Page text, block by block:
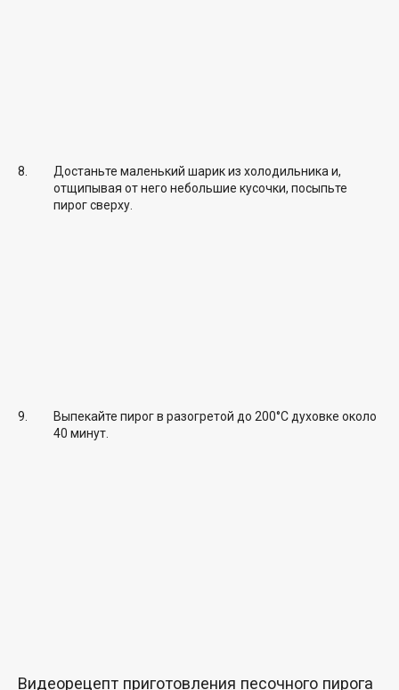
Достаньте маленький шарик из холодильника и,
отщипывая от него небольшие кусочки, посыпьте
пирог сверху.
Выпекайте пирог в разогретой до 200°C духовке около
40 минут.
Видеорецепт приготовления песочного пирога